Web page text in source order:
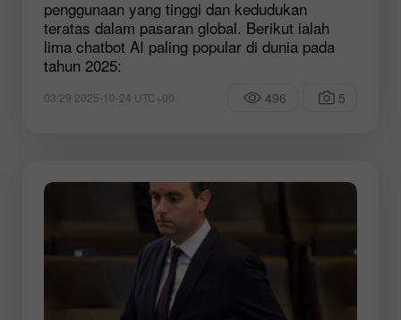
penggunaan yang tinggi dan kedudukan
teratas dalam pasaran global. Berikut ialah
lima chatbot AI paling popular di dunia pada
tahun 2025:
03:29 2025-10-24 UTC+00 496 5